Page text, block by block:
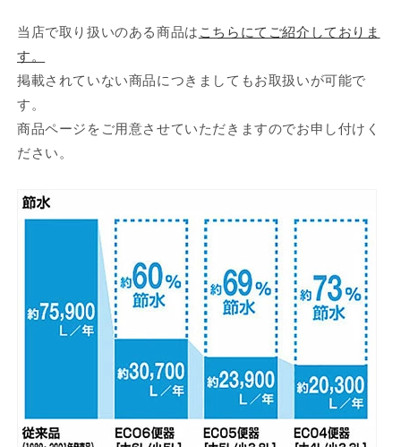
当店で取り扱いのある商品は こちらにてご紹介しておりま
す。
掲載されていない商品につきましてもお取扱いが可能で
す。
商品ページをご用意させていただきますのでお申し付けく
ださい。